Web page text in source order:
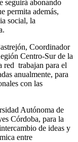
seguirá abonando
permita además,
social, la
Coordinador
Centro-Sur de la
red trabajan para el
anualmente, para
con las
Autónoma de
Córdoba, para la
de ideas y
entre